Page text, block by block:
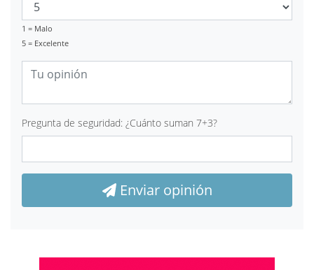
1 = Malo
5 = Excelente
Pregunta de seguridad: ¿Cuánto suman 7+3?
Enviar opinión